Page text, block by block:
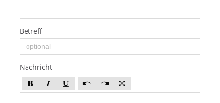
Betreff
Nachricht